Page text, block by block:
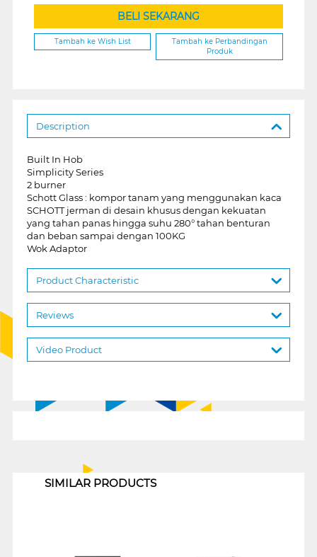
BELI SEKARANG
Tambah ke Wish List
Tambah ke Perbandingan
Produk
Description
Built In Hob
Simplicity Series
2 burner
Schott Glass : kompor tanam yang menggunakan kaca
SCHOTT jerman di desain khusus dengan kekuatan
yang tahan panas hingga suhu 280° tahan benturan
dan beban sampai dengan 100KG
Wok Adaptor
Product Characteristic
Reviews
Video Product
SIMILAR PRODUCTS